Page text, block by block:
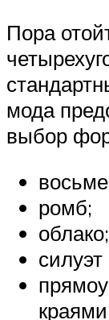
Пора
мода
выбор
ромб;
облако;